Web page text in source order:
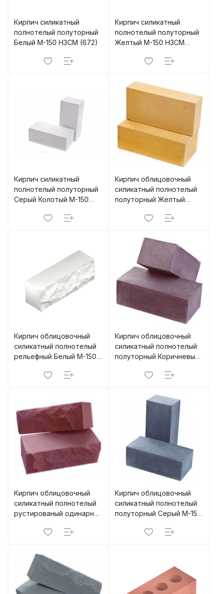
Кирпич силикатный
полнотелый полуторный
Белый М-150 НЗСМ (672)
Кирпич силикатный
полнотелый полуторный
Желтый М-150 НЗСМ
Кирпич силикатный
полнотелый полуторный
Серый Колотый М-150
Кирпич облицовочный
силикатный полнотелый
полуторный Желтый
Кирпич облицовочный
силикатный полнотелый
рельефный Белый М-150
Кирпич облицовочный
силикатный полнотелый
полуторный Коричневый
Кирпич облицовочный
силикатный полнотелый
рустированый одинарный
МЗСК (400)
Кирпич облицовочный
силикатный полнотелый
полуторный Серый М-150